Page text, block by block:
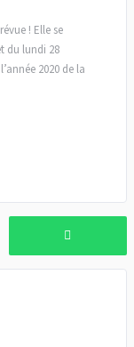
! Elle se
du lundi 28
2020 de la